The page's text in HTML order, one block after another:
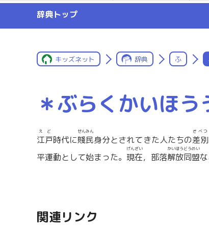
辞典トップ
キッズネット 辞典 ふ
＊ぶらくかいほう
江戸
えど
時代に賤民
せんみん
身分とされてきた人たちの差別
さべつ
平運動として始まった。 現在
げんざい
，部落解放同盟
かいほうどうめい
関連リンク